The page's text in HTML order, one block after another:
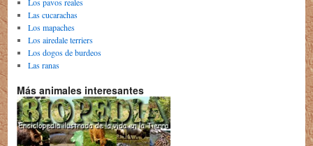
Las cucarachas
Los mapaches
Los airedale terriers
Los dogos de burdeos
Las ranas
Más animales interesantes